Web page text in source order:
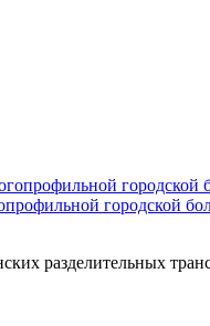
городской
разделительных